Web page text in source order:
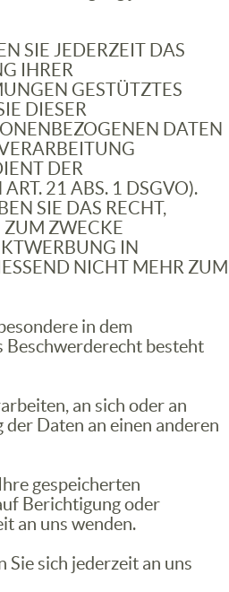
SIE JEDERZEIT DAS
IHRER
GESTÜTZTES
DIESER
DATEN
DER
21 ABS. 1 DSGVO).
SIE DAS RECHT,
ZUM ZWECKE
IN
NICHT MEHR ZUM
in dem
Beschwerderecht besteht
an sich oder an
Daten an einen anderen
gespeicherten
Berichtigung oder
an uns wenden.
Sie sich jederzeit an uns